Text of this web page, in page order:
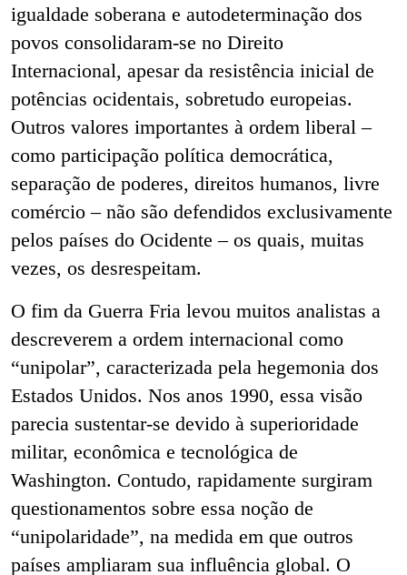
igualdade soberana e autodeterminação dos
povos consolidaram-se no Direito
Internacional, apesar da resistência inicial de
potências ocidentais, sobretudo europeias.
Outros valores importantes à ordem liberal –
como participação política democrática,
separação de poderes, direitos humanos, livre
comércio – não são defendidos exclusivamente
pelos países do Ocidente – os quais, muitas
vezes, os desrespeitam.
O fim da Guerra Fria levou muitos analistas a
descreverem a ordem internacional como
“unipolar”, caracterizada pela hegemonia dos
Estados Unidos. Nos anos 1990, essa visão
parecia sustentar-se devido à superioridade
militar, econômica e tecnológica de
Washington. Contudo, rapidamente surgiram
questionamentos sobre essa noção de
“unipolaridade”, na medida em que outros
países ampliaram sua influência global. O